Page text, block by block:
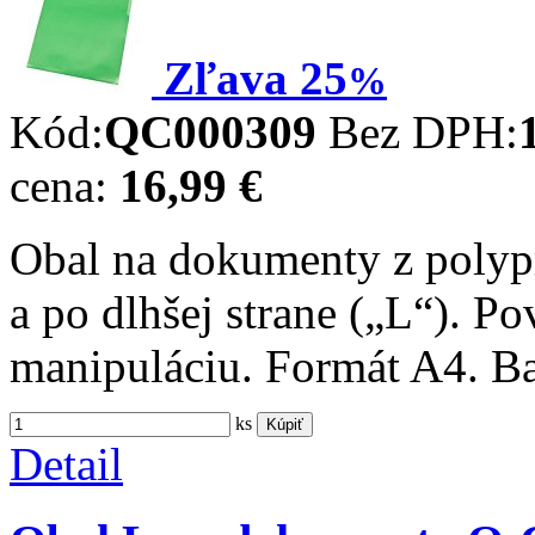
Zľava 25%
Kód:QC000309 Bez DPH:
cena: 16,99 €
Obal na dokumenty z
a po dlhšej strane („L“).
manipuláciu. Formát A4.
ks Kúpiť
Detail